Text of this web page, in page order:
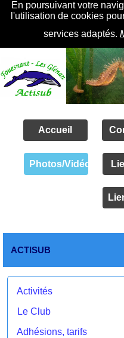
En poursuivant votre
l'utilisation de cookies
services adaptés.
Accueil
Photos/Vidéos
ACTISUB
Activités
Le Club
Adhésions, tarifs